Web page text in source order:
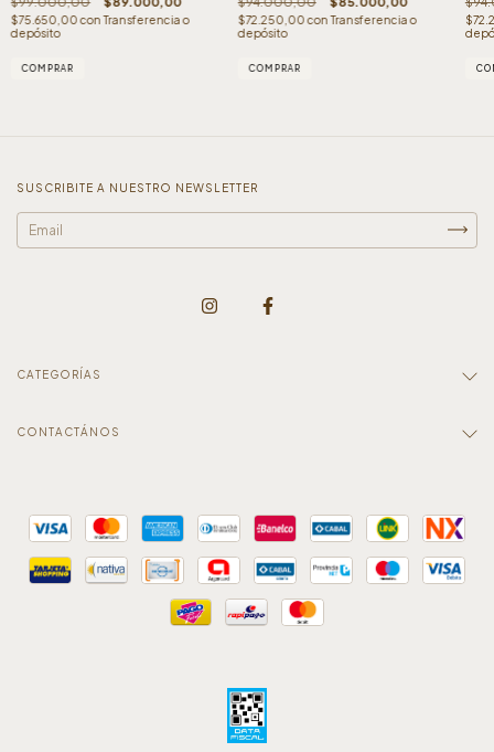
$75.650,00con Transferencia o
depósito
COMPRAR
$72.250,00con Transferencia o
depósito
COMPRAR
SUSCRIBITE A NUESTRO NEWSLETTER
CATEGORÍAS
CONTACTÁNOS